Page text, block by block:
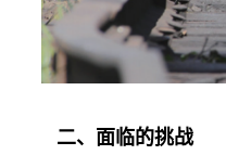
二、面临的挑战